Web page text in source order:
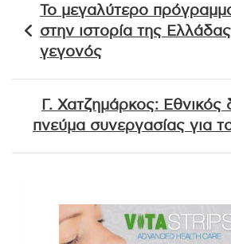
άρθρων
Το μεγαλύτερο
στην ιστορία της Ελλάδας
γεγονός
Γ. Χατζημάρκος: Εθνικός
πνεύμα συνεργασίας για